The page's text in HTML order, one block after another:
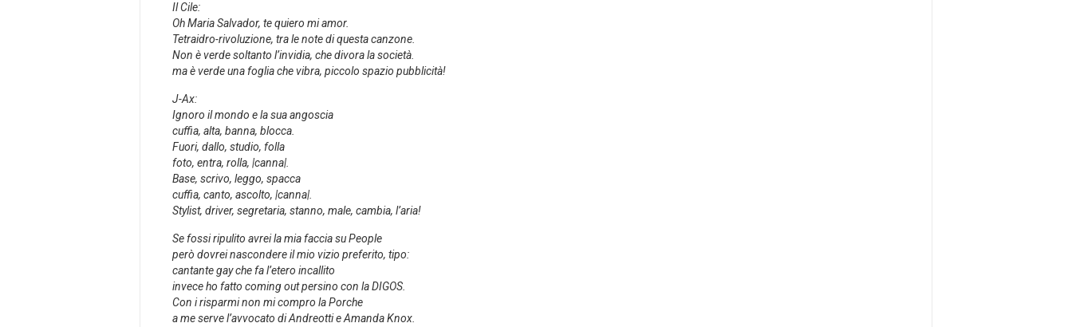
Il Cile:
Oh Maria Salvador, te quiero mi amor.
Tetraidro-rivoluzione, tra le note di questa canzone.
Non è verde soltanto l’invidia, che divora la società.
ma è verde una foglia che vibra, piccolo spazio pubblicità!
J-Ax:
Ignoro il mondo e la sua angoscia
cuffia, alta, banna, blocca.
Fuori, dallo, studio, folla
foto, entra, rolla, |canna|.
Base, scrivo, leggo, spacca
cuffia, canto, ascolto, |canna|.
Stylist, driver, segretaria, stanno, male, cambia, l’aria!
Se fossi ripulito avrei la mia faccia su People
però dovrei nascondere il mio vizio preferito, tipo:
cantante gay che fa l’etero incallito
invece ho fatto coming out persino con la DIGOS.
Con i risparmi non mi compro la Porche
a me serve l’avvocato di Andreotti e Amanda Knox.